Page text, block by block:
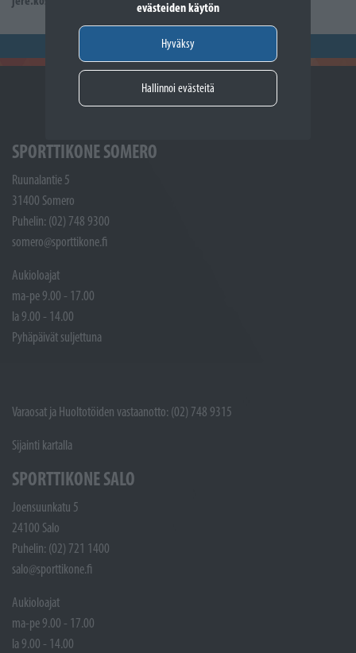
evästeiden käytön
Hyväksy
Hallinnoi evästeitä
SPORTTIKONE SOMERO
Ruunalantie 5
31400 Somero
Puhelin: (02) 748 9300
somero@sporttikone.fi
Aukioloajat
ma-pe 9.00 - 17.00
la 9.00 - 14.00
Pyhäpäivät suljettuna
Varaosat ja Huoltotöiden vastaanotto: (02) 748 9315
Sijainti kartalla
SPORTTIKONE SALO
Joensuunkatu 5
24100 Salo
Puhelin: (02) 721 1400
salo@sporttikone.fi
Aukioloajat
ma-pe 9.00 - 17.00
la 9.00 - 14.00